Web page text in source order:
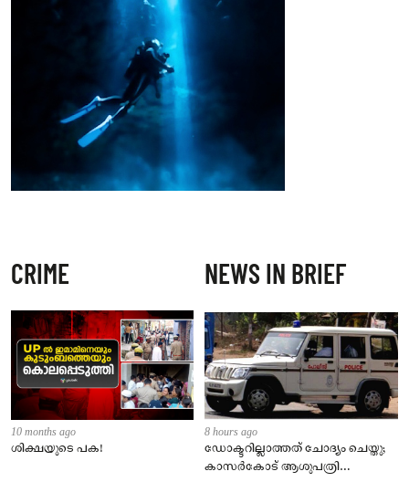
CRIME
10 months ago
ശിക്ഷയുടെ പക!
NEWS IN BRIEF
8 hours ago
ഡോക്ടറില്ലാത്തത് ചോദ്യം ചെയ്തു;
കാസർകോട് ആശുപത്രി